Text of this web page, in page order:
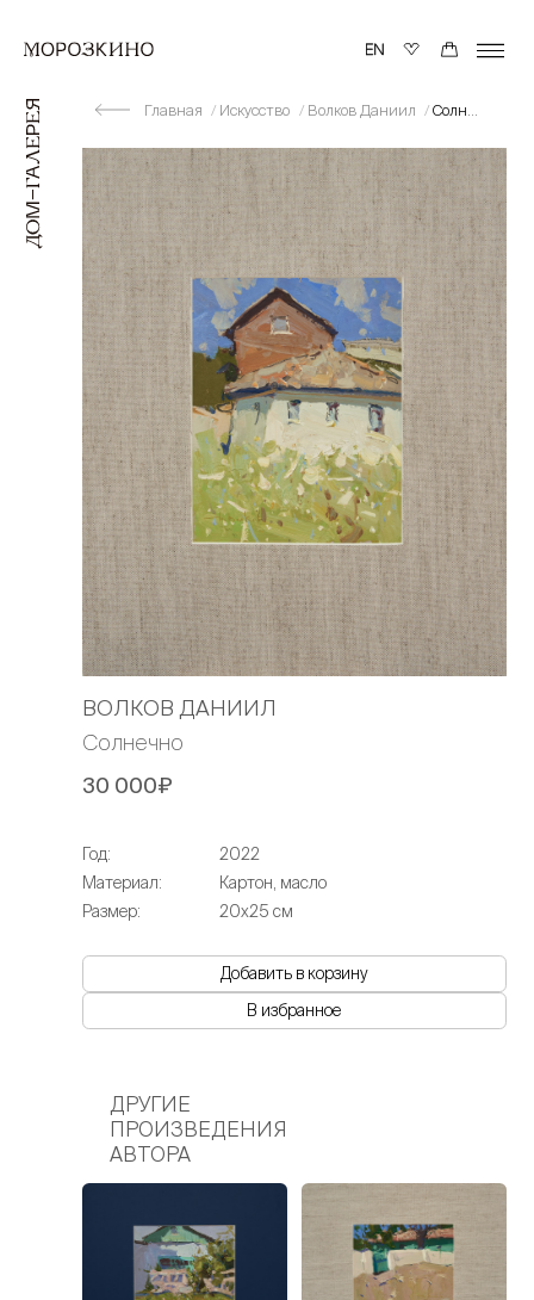
Главная Искусство Волков Даниил Солнечно
ВОЛКОВ ДАНИИЛ
Солнечно
30 000₽
Год:
2022
Материал:
Картон, масло
Размер:
20х25 см
Добавить в корзину
В избранное
ДРУГИЕ
ПРОИЗВЕДЕНИЯ
АВТОРА